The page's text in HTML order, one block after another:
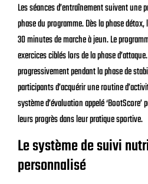
Les séances d’entraînement suivent une
phase du programme. Dès la phase
30 minutes de marche à jeun. Le
exercices ciblés lors de la phase
progressivement pendant la phase de
participants d’acquérir une routine
système d’évaluation appelé
leurs progrès dans leur pratique sportive.
Le système de suivi
personnalisé